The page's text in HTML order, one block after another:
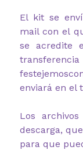
El kit se
mail con el
se acredite
transferencia
enviará en el
Los
descarga,
para que